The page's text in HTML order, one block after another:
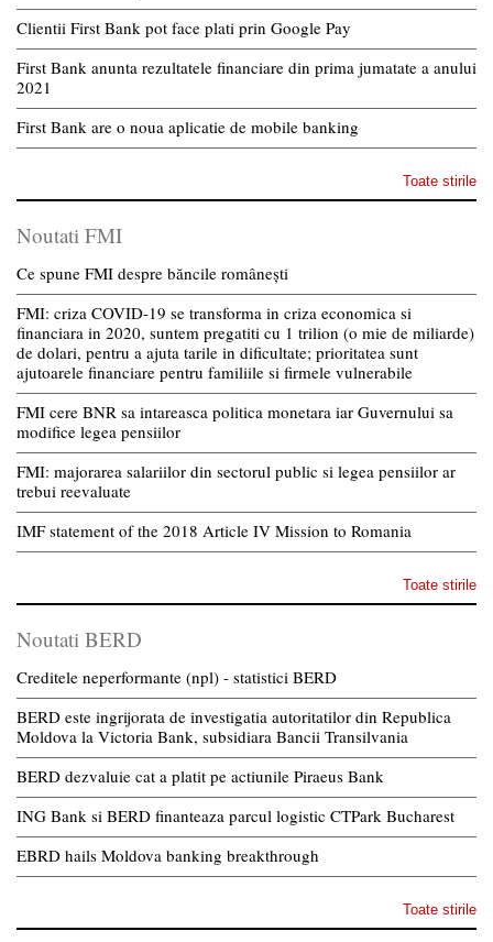
Clientii First Bank pot face plati prin Google Pay
First Bank anunta rezultatele financiare din prima jumatate a anului
2021
First Bank are o noua aplicatie de mobile banking
Toate stirile
Noutati FMI
Ce spune FMI despre băncile românești
FMI: criza COVID-19 se transforma in criza economica si
financiara in 2020, suntem pregatiti cu 1 trilion (o mie de miliarde)
de dolari, pentru a ajuta tarile in dificultate; prioritatea sunt
ajutoarele financiare pentru familiile si firmele vulnerabile
FMI cere BNR sa intareasca politica monetara iar Guvernului sa
modifice legea pensiilor
FMI: majorarea salariilor din sectorul public si legea pensiilor ar
trebui reevaluate
IMF statement of the 2018 Article IV Mission to Romania
Toate stirile
Noutati BERD
Creditele neperformante (npl) - statistici BERD
BERD este ingrijorata de investigatia autoritatilor din Republica
Moldova la Victoria Bank, subsidiara Bancii Transilvania
BERD dezvaluie cat a platit pe actiunile Piraeus Bank
ING Bank si BERD finanteaza parcul logistic CTPark Bucharest
EBRD hails Moldova banking breakthrough
Toate stirile